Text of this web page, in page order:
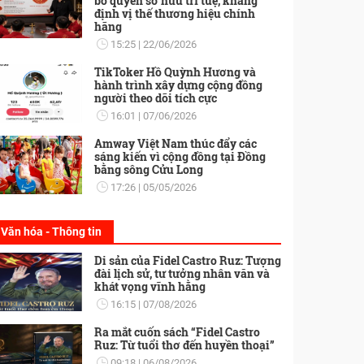
định vị thế thương hiệu chính
hãng
15:25 22/06/2026
TikToker Hồ Quỳnh Hương và
hành trình xây dựng cộng đồng
người theo dõi tích cực
16:01 07/06/2026
Amway Việt Nam thúc đẩy các
sáng kiến vì cộng đồng tại Đồng
bằng sông Cửu Long
17:26 05/05/2026
Văn hóa - Thông tin
Di sản của Fidel Castro Ruz: Tượng
đài lịch sử, tư tưởng nhân văn và
khát vọng vĩnh hằng
16:15 07/08/2026
Ra mắt cuốn sách “Fidel Castro
Ruz: Từ tuổi thơ đến huyền thoại”